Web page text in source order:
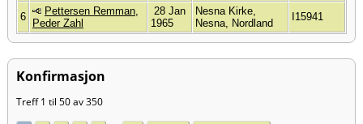
6
Pettersen Remman,
Peder Zahl
28 Jan
1965
Nesna Kirke,
Nesna, Nordland
I15941
Konfirmasjon
Treff 1 til 50 av 350